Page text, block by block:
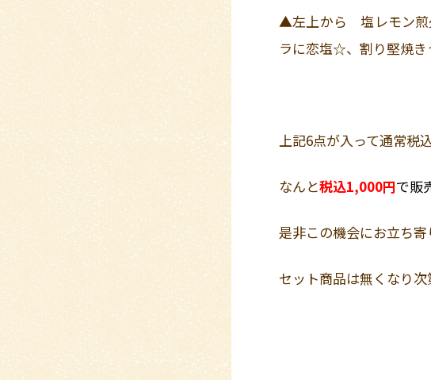
▲左上から 塩レモン煎
ラに恋塩☆、割り堅焼き
上記6点が入って通常税
なんと税込1,000円で販
是非この機会にお立ち寄
セット商品は無くなり